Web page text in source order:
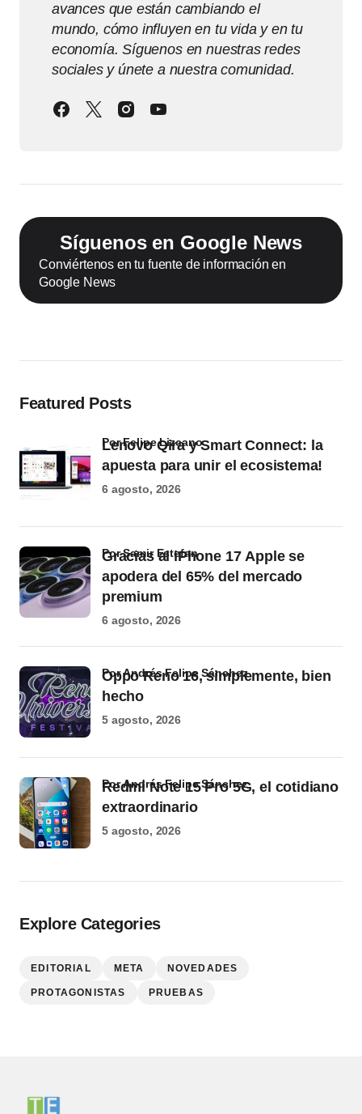
avances que están cambiando el
mundo, cómo influyen en tu vida y en tu
economía. Síguenos en nuestras redes
sociales y únete a nuestra comunidad.
Síguenos en Google News
Conviértenos en tu fuente de información en
Google News
Featured Posts
Lenovo Qira y Smart Connect: la
apuesta para unir el ecosistema!
por Felipe Lizcano
6 agosto, 2026
Gracias al iPhone 17 Apple se
apodera del 65% del mercado
premium
por Samir Estefan
6 agosto, 2026
Oppo Reno 16, simplemente, bien
hecho
por Andrés Felipe Sánchez
5 agosto, 2026
Redmi Note 15 Pro 5G, el cotidiano
extraordinario
por Andrés Felipe Sánchez
5 agosto, 2026
Explore Categories
EDITORIAL META NOVEDADES
PROTAGONISTAS PRUEBAS